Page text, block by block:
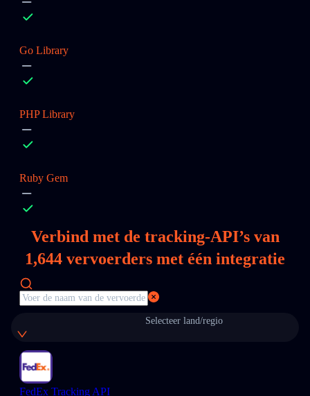
Go Library
PHP Library
Ruby Gem
Verbind met de tracking-API’s van
1,644 vervoerders met één integratie
Selecteer land/regio
FedEx Tracking API